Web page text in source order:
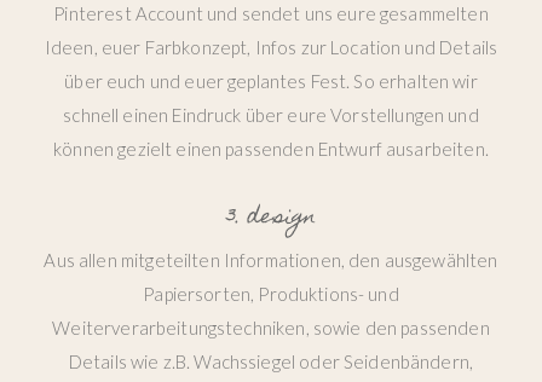
Pinterest Account und sendet uns eure gesammelten
Ideen, euer Farbkonzept, Infos zur Location und Details
über euch und euer geplantes Fest. So erhalten wir
schnell einen Eindruck über eure Vorstellungen und
können gezielt einen passenden Entwurf ausarbeiten.
3. design
Aus allen mitgeteilten Informationen, den ausgewählten
Papiersorten, Produktions- und
Weiterverarbeitungstechniken, sowie den passenden
Details wie z.B. Wachssiegel oder Seidenbändern,